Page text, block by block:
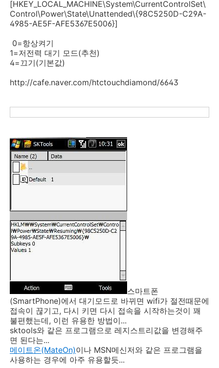
[HKEY_LOCAL_MACHINE\System\CurrentControlSet\
Control\Power\State\Unattended\{98C5250D-C29A-
4985-AE5F-AFE5367E5006}]
0=항상켜기
1=저전력 대기 모드(추천)
4=끄기(기본값)
http://cafe.naver.com/htctouchdiamond/6643
스마트폰
(SmartPhone)에서 대기모드로 바뀌면 wifi가 절전때문에
접속이 끊기고, 다시 키면 다시 접속을 시작하는것이 꽤
불편했는데, 이런 유용한 방법이...
sktools와 같은 프로그램으로 레지스트리값을 변경해주
면 된다는...
메이트온(MateOn)이나 MSN메신저와 같은 프로그램을
사용하는 경우에 아주 유용할듯...